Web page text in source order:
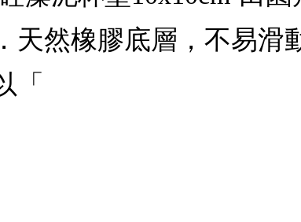
天然橡膠底層，不易滑
「